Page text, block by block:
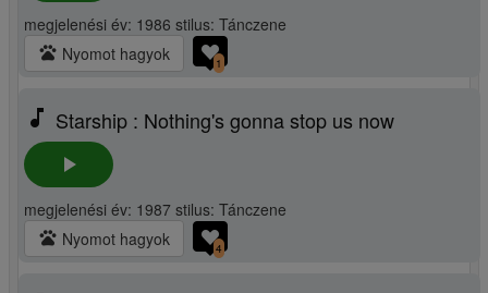
megjelenési év: 1986 stilus: Tánczene
pets Nyomot hagyok 1
music_note Starship : Nothing's gonna stop us now
play_arrow
megjelenési év: 1987 stilus: Tánczene
pets Nyomot hagyok 4